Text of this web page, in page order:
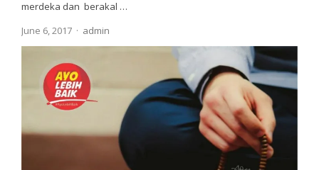
merdeka dan berakal …
June 6, 2017
Author
admin